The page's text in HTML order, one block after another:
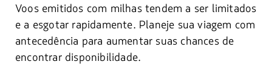
Voos emitidos com milhas tendem a ser limitados
e a esgotar rapidamente. Planeje sua viagem com
antecedência para aumentar suas chances de
encontrar disponibilidade.